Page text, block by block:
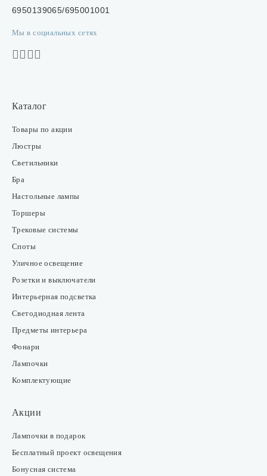
6950139065/695001001
Мы в социальных сетях
Каталог
Товары по акции
Люстры
Светильники
Бра
Настольные лампы
Торшеры
Трековые системы
Споты
Уличное освещение
Розетки и выключатели
Интерьерная подсветка
Светодиодная лента
Предметы интерьера
Фонари
Лампочки
Комплектующие
Акции
Лампочки в подарок
Бесплатный проект освещения
Бонусная система